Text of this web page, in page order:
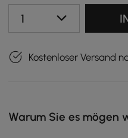
1
Kostenloser Versand
Warum Sie es mögen